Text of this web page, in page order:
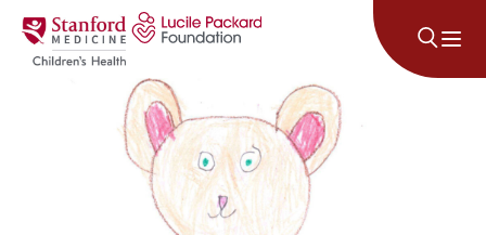
Lumaktaw sa nilalaman